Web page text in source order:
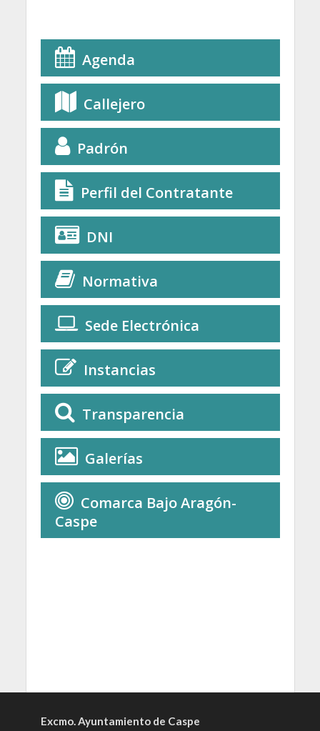
Agenda
Callejero
Padrón
Perfil del Contratante
DNI
Normativa
Sede Electrónica
Instancias
Transparencia
Galerías
Comarca Bajo Aragón-
Caspe
Excmo. Ayuntamiento de Caspe